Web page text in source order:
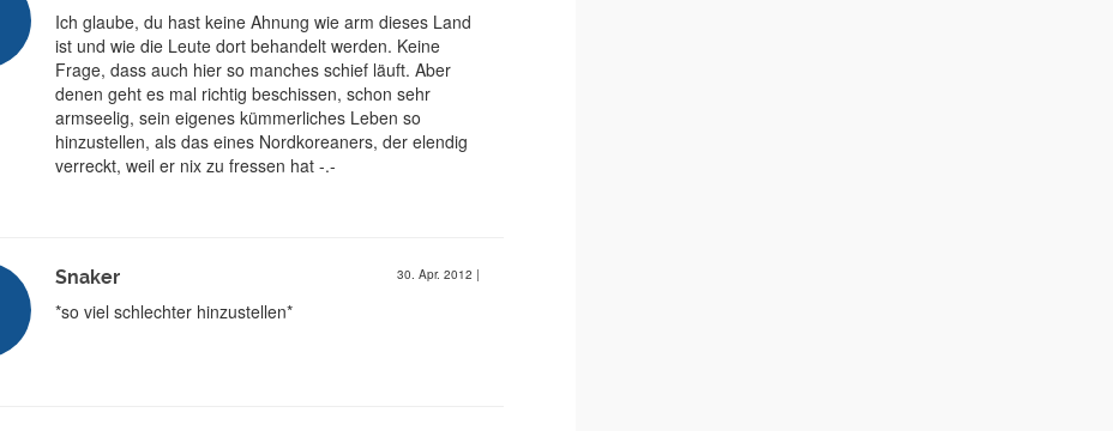
Ich glaube, du hast keine Ahnung wie arm dieses Land
ist und wie die Leute dort behandelt werden. Keine
Frage, dass auch hier so manches schief läuft. Aber
denen geht es mal richtig beschissen, schon sehr
armseelig, sein eigenes kümmerliches Leben so
hinzustellen, als das eines Nordkoreaners, der elendig
verreckt, weil er nix zu fressen hat -.-
Snaker 30. Apr. 2012 |
*so viel schlechter hinzustellen*